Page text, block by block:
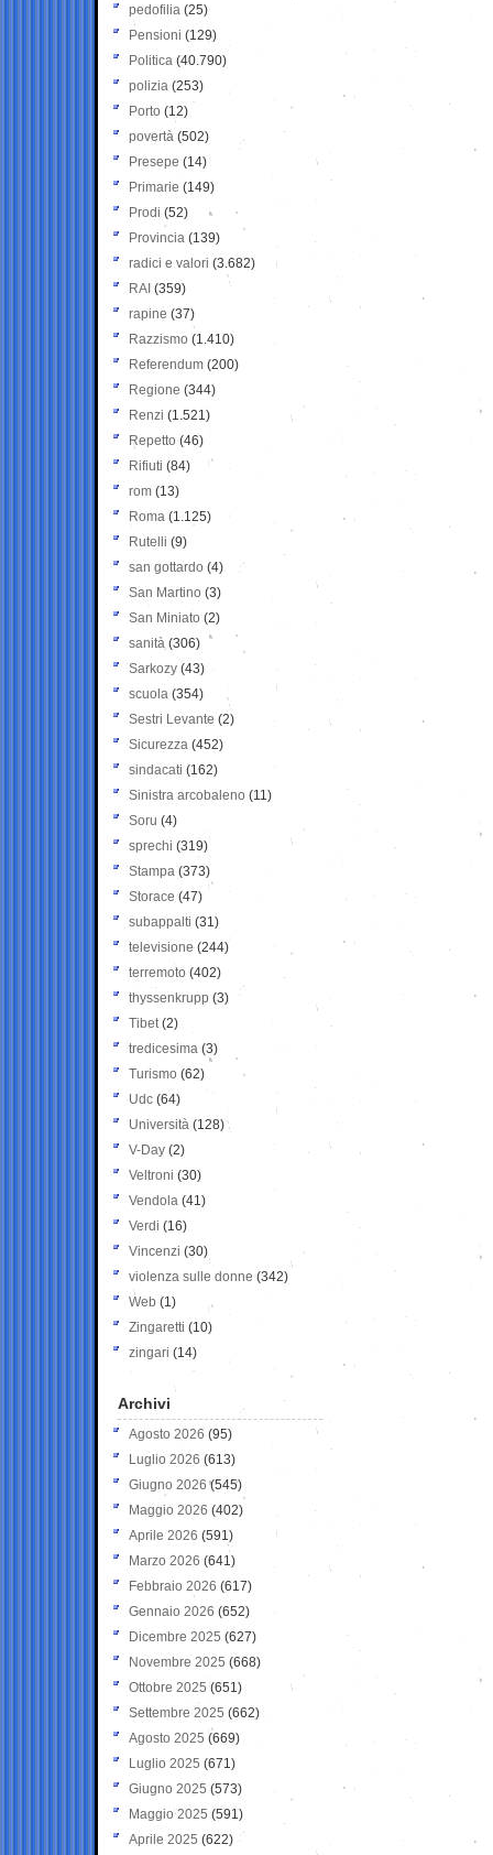
pedofilia (25)
Pensioni (129)
Politica (40.790)
polizia (253)
Porto (12)
povertà (502)
Presepe (14)
Primarie (149)
Prodi (52)
Provincia (139)
radici e valori (3.682)
RAI (359)
rapine (37)
Razzismo (1.410)
Referendum (200)
Regione (344)
Renzi (1.521)
Repetto (46)
Rifiuti (84)
rom (13)
Roma (1.125)
Rutelli (9)
san gottardo (4)
San Martino (3)
San Miniato (2)
sanità (306)
Sarkozy (43)
scuola (354)
Sestri Levante (2)
Sicurezza (452)
sindacati (162)
Sinistra arcobaleno (11)
Soru (4)
sprechi (319)
Stampa (373)
Storace (47)
subappalti (31)
televisione(244)
terremoto (402)
thyssenkrupp (3)
Tibet(2)
tredicesima (3)
Turismo (62)
Udc (64)
Università (128)
V-Day (2)
Veltroni (30)
Vendola (41)
Verdi (16)
Vincenzi (30)
violenza sulle donne (342)
Web (1)
Zingaretti (10)
zingari (14)
Archivi
Agosto 2026 (95)
Luglio 2026 (613)
Giugno 2026 (545)
Maggio 2026 (402)
Aprile 2026 (591)
Marzo 2026 (641)
Febbraio 2026 (617)
Gennaio 2026 (652)
Dicembre 2025 (627)
Novembre 2025 (668)
Ottobre 2025 (651)
Settembre 2025 (662)
Agosto 2025 (669)
Luglio 2025 (671)
Giugno 2025 (573)
Maggio 2025 (591)
Aprile 2025 (622)